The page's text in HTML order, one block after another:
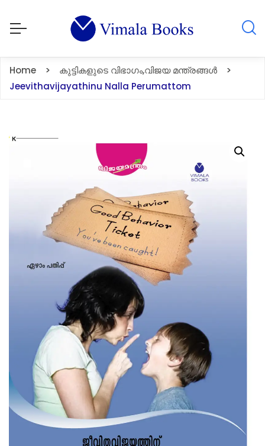
Home കുട്ടികളുടെ വിഭാഗം,വിജയ മന്ത്രങ്ങൾ
Jeevithavijayathinu Nalla Perumattom